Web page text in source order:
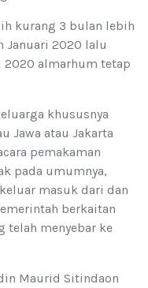
kurang 3 bulan lebih
Januari 2020 lalu
2020 almarhum tetap
khususnya
Jawa atau Jakarta
pemakaman
pada umumnya,
masuk dari dan
berkaitan
telah menyebar ke
Maurid Sitindaon